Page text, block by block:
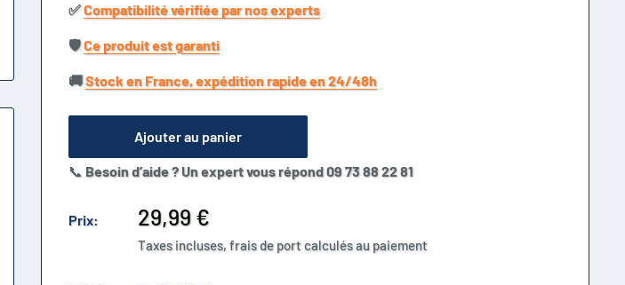
✅​Compatibilité vérifiée par nos experts
🛡️​Ce produit est garanti
🚚​Stock en France, expédition rapide en 24/48h
Ajouter au panier
📞 Besoin d’aide ? Un expert vous répond 09 73 88 22 81
Prix:
Prix
réduit
29,99 €
Taxes incluses, frais de port calculés au paiement